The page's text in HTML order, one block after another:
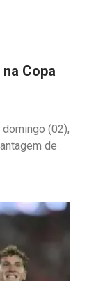
Copa
(02),
de